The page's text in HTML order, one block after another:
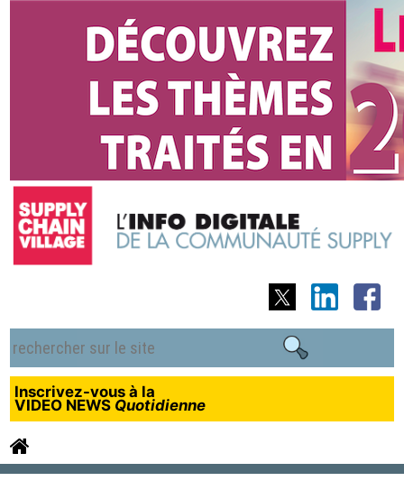
Inscrivez-vous à la
VIDEO NEWS Quotidienne